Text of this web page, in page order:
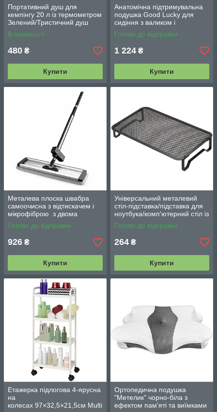
Портативний душ для
кемпінгу 20 л із термометром
Зелений/Тристичний душ
переносний з лійкою/
Польовий душ сумка
В наявності
480 ₴
Купити
Анатомічна підтримувальна
подушка Good Lucky для
сидіння з валиком і
підлокітниками
Готово до відправки
1 224 ₴
Купити
Металева плоска швабра
самоочисна з відтискачем і
мікрофіброю з двома
змінними насадками M06
42см
Готово до відправки
926 ₴
Купити
Універсальний металевий
стіл-підставка/підставка для
ноутбука/комп'ютерний стіл із
вентиляцією
Готово до відправки
264 ₴
Купити
Етажерка підлогова 4-ярусна
на
колесах 97×32,5×21,5см Multi
Ортопедична подушка
"Метелик" чорно-біла з
ефектом пам'яті та виїмками